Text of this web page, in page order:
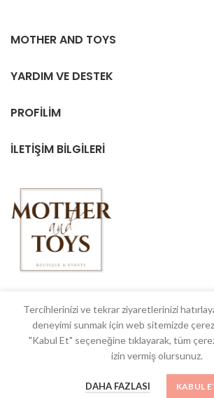
MOTHER AND TOYS
YARDIM VE DESTEK
PROFİLİM
İLETİŞİM BİLGİLERİ
© 2018 Mother & Toys All rights
Tercihlerinizi ve tekrar ziyaretlerinizi
deneyimi sunmak için web sitemizde
"Kabul Et" seçeneğine tıklayarak, tüm
izin vermiş olursunuz.
DAHA FAZLASI KABUL